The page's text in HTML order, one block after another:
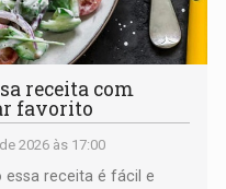
receita com
favorito
2026 às 17:00
essa receita é fácil e